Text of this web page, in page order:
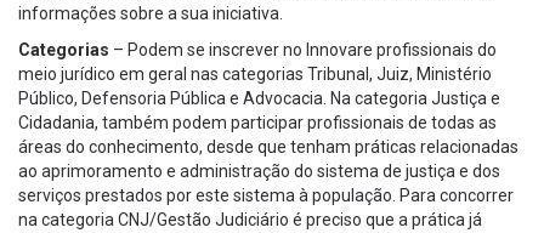
informações sobre a sua iniciativa.
Categorias – Podem se inscrever no Innovare profissionais do
meio jurídico em geral nas categorias Tribunal, Juiz, Ministério
Público, Defensoria Pública e Advocacia. Na categoria Justiça e
Cidadania, também podem participar profissionais de todas as
áreas do conhecimento, desde que tenham práticas relacionadas
ao aprimoramento e administração do sistema de justiça e dos
serviços prestados por este sistema à população. Para concorrer
na categoria CNJ/Gestão Judiciário é preciso que a prática já